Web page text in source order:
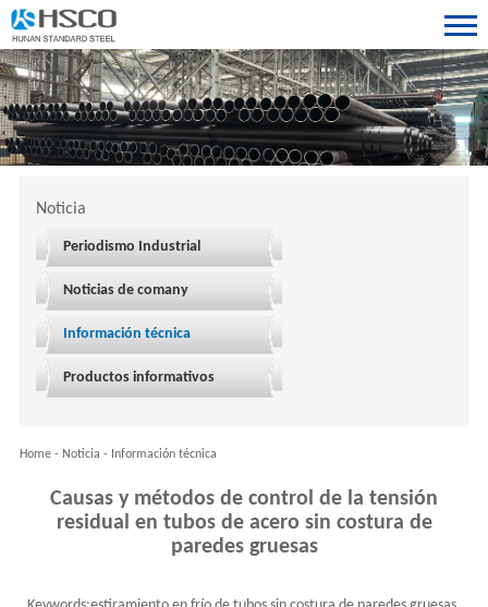
Noticia
Periodismo Industrial
Noticias de comany
Información técnica
Productos informativos
Home- Noticia - Información técnica
Causas y métodos de control de la tensión
residual en tubos de acero sin costura de
paredes gruesas